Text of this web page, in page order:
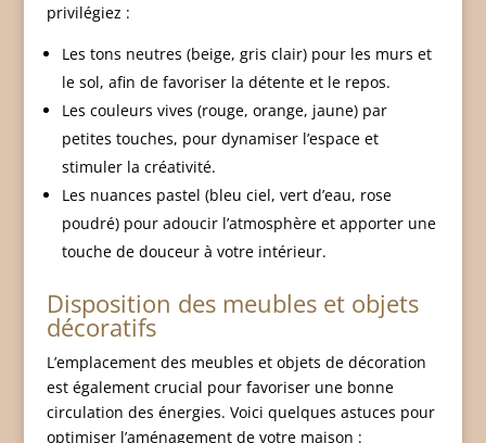
privilégiez :
Les tons neutres (beige, gris clair) pour les murs et
le sol, afin de favoriser la détente et le repos.
Les couleurs vives (rouge, orange, jaune) par
petites touches, pour dynamiser l’espace et
stimuler la créativité.
Les nuances pastel (bleu ciel, vert d’eau, rose
poudré) pour adoucir l’atmosphère et apporter une
touche de douceur à votre intérieur.
Disposition des meubles et objets
décoratifs
L’emplacement des meubles et objets de décoration
est également crucial pour favoriser une bonne
circulation des énergies. Voici quelques astuces pour
optimiser l’aménagement de votre maison :